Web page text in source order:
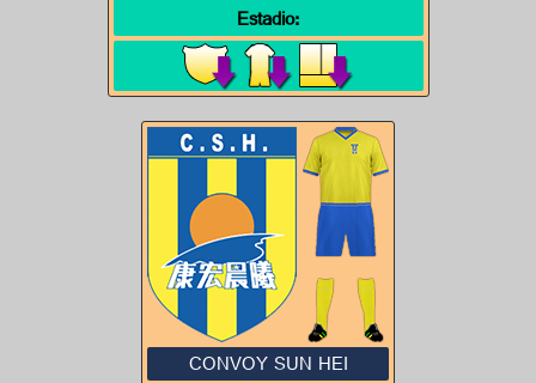
Estadio:
CONVOY SUN HEI